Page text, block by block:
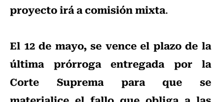
proyecto irá a comisión mixta.
El 12 de mayo, se vence el plazo de la
última prórroga entregada por la
Corte Suprema para que se